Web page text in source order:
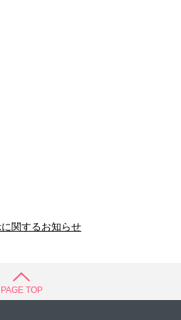
関するお知らせ
PAGE TOP